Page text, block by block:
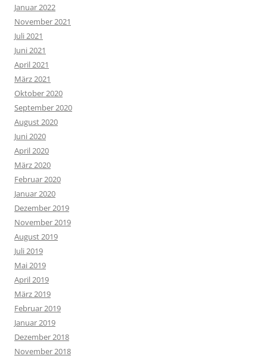
Januar 2022
November 2021
Juli 2021
Juni 2021
April 2021
März 2021
Oktober 2020
September 2020
August 2020
Juni 2020
April 2020
März 2020
Februar 2020
Januar 2020
Dezember 2019
November 2019
August 2019
Juli 2019
Mai 2019
April 2019
März 2019
Februar 2019
Januar 2019
Dezember 2018
November 2018